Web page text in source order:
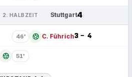
2. HALBZEIT 4
Stuttgart
46' sports_soccer C. Führich3 – 4
sports_soccer 51'